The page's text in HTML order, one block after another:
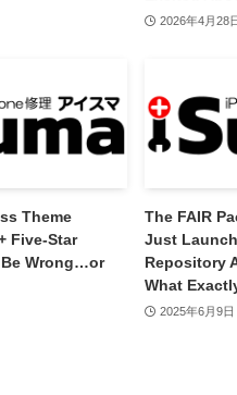
2026年4月28
Theme
Five-Star
Be Wrong…or
The FAIR
Just
Repository
What
2025年6月9日